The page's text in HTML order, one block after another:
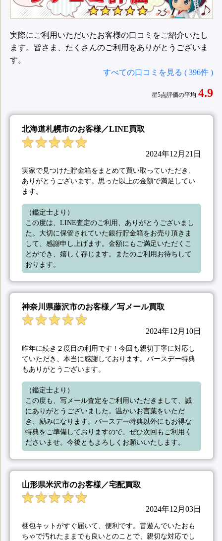
実際にご利用いただいたお客様の口コミをご紹介いたし
ます。皆さま、たくさんのご利用をありがとうございま
す。
すべての口コミを見る ( 396件 )
星5点評価の平均 4.9
北海道札幌市のお客様／LINE買取
2024年12月21日
実家で見つけた貯金箱をまとめて買い取っていただき、
ありがとうございます。思った以上の金額で満足してい
ます。
（鑑定士より）
この度は、LINE査定のご利用、ありがとうございまし
た。大切に保管されていた銀行貯金箱をお売り頂きま
して、感謝申し上げます。金額にもご満足いただくこ
とができ、嬉しく存じます。またのご利用お待ちして
おります。
神奈川県藤沢市のお客様／写メール買取
2024年12月10日
昨年に続き２度目の利用です！今回も親切丁寧に対応し
ていただき、本当に感謝しております。バースデー特典
もありがとうございます。
（鑑定士より）
この度も、写メール査定をご利用いただきまして、誠
にありがとうございました。温かいお言葉をいただ
き、励みになります。バースデー特典以外にもお得な
特典をご準備しておりますので、ぜひ次回もご利用く
ださいませ。今後ともよろしくお願いいたします。
山形県米沢市のお客様／宅配買取
2024年12月03日
梱包キットがすぐ届いて、便利です。昔遊んでいたおも
ちゃで汚れたままでも良いとのことで、親切な対応でし